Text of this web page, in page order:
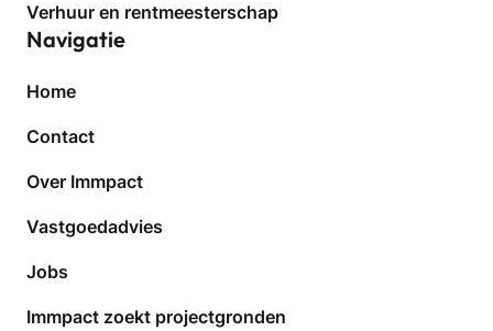
Verhuur en rentmeesterschap
Navigatie
Home
Contact
Over Immpact
Vastgoedadvies
Jobs
Immpact zoekt projectgronden